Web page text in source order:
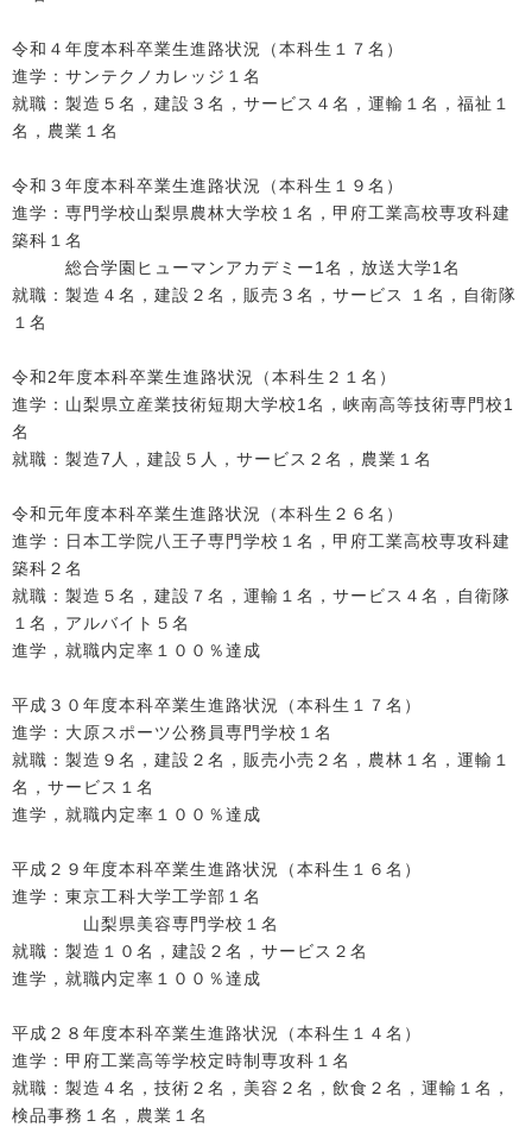
令和４年度本科卒業生進路状況（本科生１７名）
進学：サンテクノカレッジ１名
就職：製造５名，建設３名，サービス４名，運輸１名，福祉１
名，農業１名
令和３年度本科卒業生進路状況（本科生１９名）
進学：専門学校山梨県農林大学校１名，甲府工業高校専攻科建
築科１名
総合学園ヒューマンアカデミー1名，放送大学1名
就職：製造４名，建設２名，販売３名，サービス １名，自衛隊
１名
令和2年度本科卒業生進路状況（本科生２１名）
進学：山梨県立産業技術短期大学校1名，峡南高等技術専門校1
名
就職：製造7人，建設５人，サービス２名，農業１名
令和元年度本科卒業生進路状況（本科生２６名）
進学：日本工学院八王子専門学校１名，甲府工業高校専攻科建
築科２名
就職：製造５名，建設７名，運輸１名，サービス４名，自衛隊
１名，アルバイト５名
進学，就職内定率１００％達成
平成３０年度本科卒業生進路状況（本科生１７名）
進学：大原スポーツ公務員専門学校１名
就職：製造９名，建設２名，販売小売２名，農林１名，運輸１
名，サービス１名
進学，就職内定率１００％達成
平成２９年度本科卒業生進路状況（本科生１６名）
進学：東京工科大学工学部１名
山梨県美容専門学校１名
就職：製造１０名，建設２名，サービス２名
進学，就職内定率１００％達成
平成２８年度本科卒業生進路状況（本科生１４名）
進学：甲府工業高等学校定時制専攻科１名
就職：製造４名，技術２名，美容２名，飲食２名，運輸１名，
検品事務１名，農業１名